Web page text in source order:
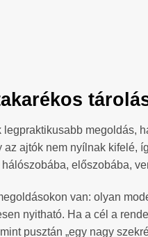
legpraktikusabb megoldás,
ajtók nem nyílnak
előszobába,
van: olyan
nyitható. Ha a cél a
pusztán „egy nagy